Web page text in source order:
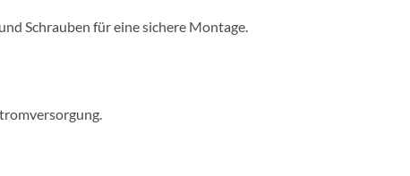
Schrauben für eine sichere Montage.